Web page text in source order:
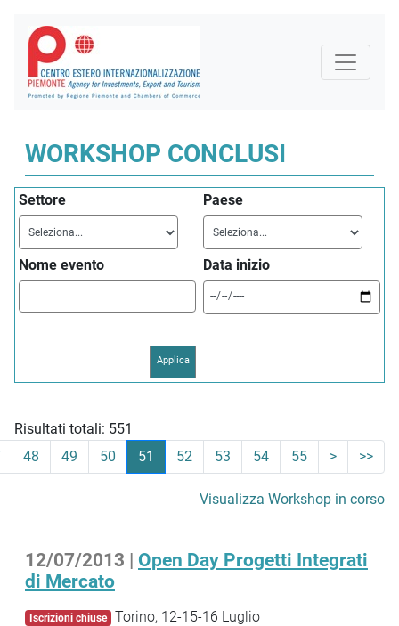
WORKSHOP CONCLUSI
Settore Paese
Nome evento Data inizio
Risultati totali: 551
48 49 50 51 52 53 54 55 > >>
Visualizza Workshop in corso
12/07/2013 | Open Day Progetti Integrati
di Mercato
Iscrizioni chiuse Torino, 12-15-16 Luglio